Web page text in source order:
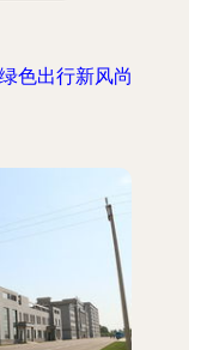
色出行新风尚